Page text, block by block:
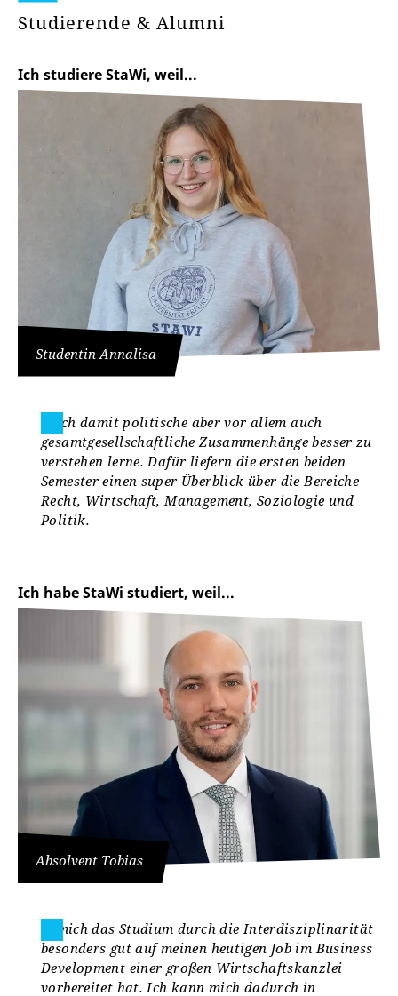
Studierende & Alumni
Ich studiere StaWi, weil...
Studentin Annalisa
... ich damit politische aber vor allem auch
gesamtgesellschaftliche Zusammenhänge besser zu
verstehen lerne. Dafür liefern die ersten beiden
Semester einen super Überblick über die Bereiche
Recht, Wirtschaft, Management, Soziologie und
Politik.
Ich habe StaWi studiert, weil...
Absolvent Tobias
... mich das Studium durch die Interdisziplinarität
besonders gut auf meinen heutigen Job im Business
Development einer großen Wirtschaftskanzlei
vorbereitet hat. Ich kann mich dadurch in